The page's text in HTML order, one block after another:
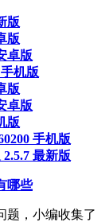
版
版
卓版
机版
版
卓版
版
手机版
最新版
哪些
题，小编收集了